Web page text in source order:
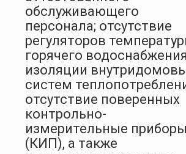
обслуживающего
персонала; отсутствие
регуляторов
горячего
изоляции
систем
отсутствие поверенных
контрольно-
измерительные приборы
(КИП), а также